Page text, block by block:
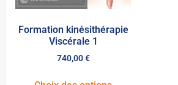
Formation kinésithérapie
Viscérale 1
740,00€